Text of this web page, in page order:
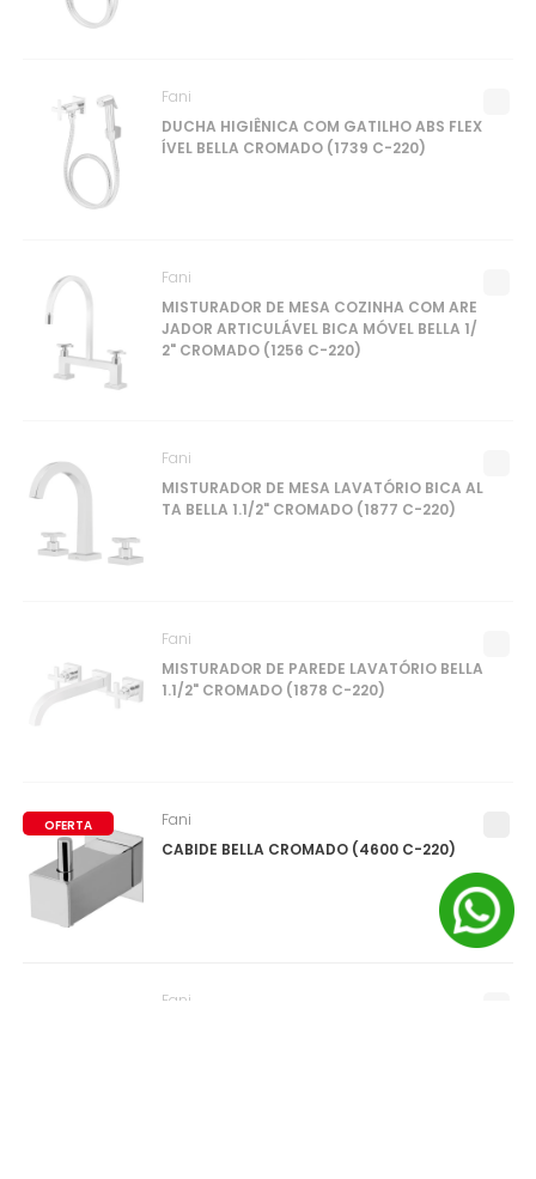
DUCHA HIGIÊNICA COM GATILHO ABS FLEX
ÍVEL BELLA CROMADO (1739 C-220)
Fani
MISTURADOR DE MESA COZINHA COM ARE
JADOR ARTICULÁVEL BICA MÓVEL BELLA 1/
2" CROMADO (1256 C-220)
Fani
MISTURADOR DE MESA LAVATÓRIO BICA AL
TA BELLA 1.1/2" CROMADO (1877 C-220)
Fani
MISTURADOR DE PAREDE LAVATÓRIO BELLA
1.1/2" CROMADO (1878 C-220)
Fani
OFERTA
CABIDE BELLA CROMADO (4600 C-220)
Fani
Fani